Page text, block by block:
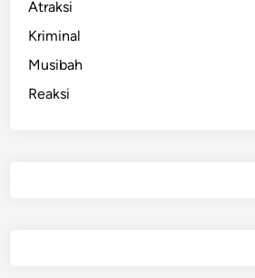
Atraksi
Kriminal
Musibah
Reaksi